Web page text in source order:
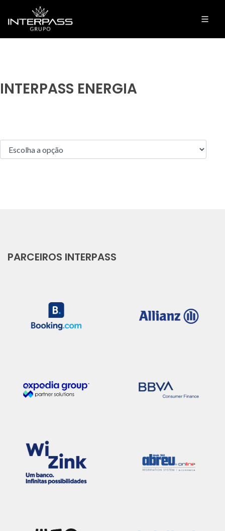
INTERPASS ENERGIA
PARCEIROS INTERPASS